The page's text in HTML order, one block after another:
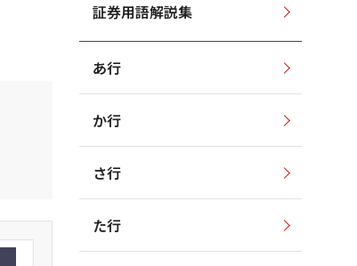
証券用語解説集
あ行
か行
さ行
た行